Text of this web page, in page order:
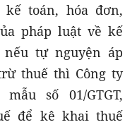
toán, hóa đơn,
pháp luật về kế
tự nguyện áp
thuế thì Công ty
số 01/GTGT,
để kê khai thuế